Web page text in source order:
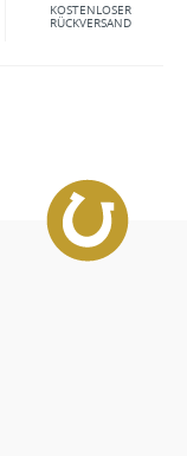
KOSTENLOSER
RÜCKVERSAND